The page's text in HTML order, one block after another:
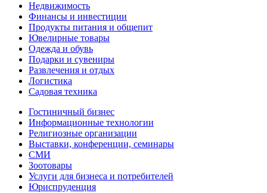
Недвижимость
Финансы и инвестиции
Продукты питания и общепит
Ювелирные товары
Одежда и обувь
Подарки и сувениры
Развлечения и отдых
Логистика
Садовая техника
Гостиничный бизнес
Информационные технологии
Религиозные организации
Выставки, конференции, семинары
СМИ
Зоотовары
Услуги для бизнеса и потребителей
Юриспруденция